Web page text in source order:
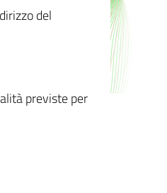
del
previste per